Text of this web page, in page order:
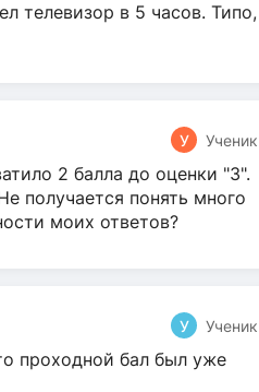
телевизор в 5 часов. Типо,
У Ученик
2 балла до оценки "3".
получается понять много
моих ответов?
У Ученик
проходной бал был уже